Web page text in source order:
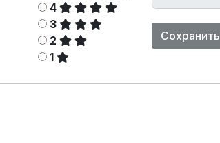
4
3
2
1
Сохранить